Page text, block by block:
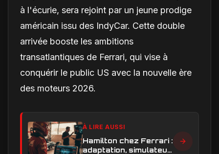
à l'écurie, sera rejoint par un jeune prodige
américain issu des IndyCar. Cette double
arrivée booste les ambitions
transatlantiques de Ferrari, qui vise à
conquérir le public US avec la nouvelle ère
des moteurs 2026.
À LIRE AUSSI
Hamilton chez Ferrari :
adaptation, simulateur